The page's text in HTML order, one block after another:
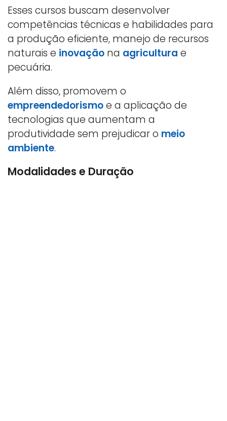
Esses cursos buscam desenvolver
competências técnicas e habilidades para
a produção eficiente, manejo de recursos
naturais e inovação na agricultura e
pecuária.
Além disso, promovem o
empreendedorismoe a aplicação de
tecnologias que aumentam a
produtividade sem prejudicar o meio
ambiente.
Modalidades e Duração